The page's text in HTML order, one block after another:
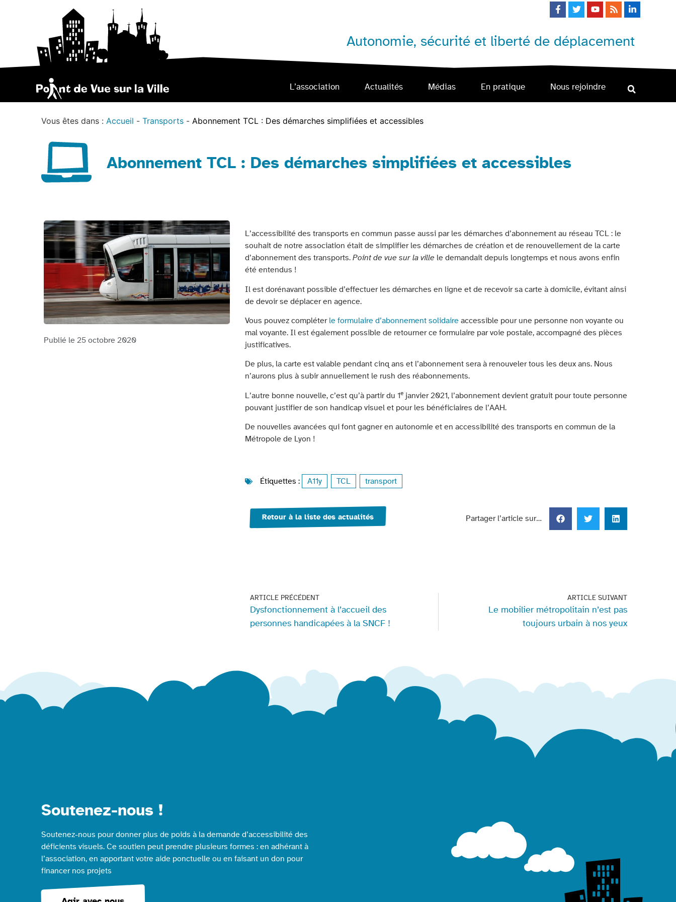
Autonomie, sécurité et liberté de déplacement
L’association Actualités Médias En pratique Nous rejoindre
Vous êtes dans : Accueil Transports Abonnement TCL : Des démarches simplifiées et accessibles
Abonnement TCL : Des démarches simplifiées et accessibles
Publié le 25 octobre 2020
L’accessibilité des transports en commun passe aussi par les démarches d’abonnement au réseau TCL : le
souhait de notre association était de simplifier les démarches de création et de renouvellement de la carte
d’abonnement des transports. Point de vue sur la ville le demandait depuis longtemps et nous avons enfin
été entendus !
Il est dorénavant possible d’effectuer les démarches en ligne et de recevoir sa carte à domicile, évitant ainsi
de devoir se déplacer en agence.
Vous pouvez compléter le formulaire d’abonnement solidaireaccessible pour une personne non voyante ou
mal voyante. Il est également possible de retourner ce formulaire par voie postale, accompagné des pièces
justificatives.
De plus, la carte est valable pendant cinq ans et l’abonnement sera à renouveler tous les deux ans. Nous
n’aurons plus à subir annuellement le rush des réabonnements.
L’autre bonne nouvelle, c’est qu’à partir du 1ejanvier 2021, l’abonnement devient gratuit pour toute personne
pouvant justifier de son handicap visuel et pour les bénéficiaires de l’AAH.
De nouvelles avancées qui font gagner en autonomie et en accessibilité des transports en commun de la
Métropole de Lyon !
Étiquettes : A11y TCL transport
Retour à la liste des actualités Partager l’article sur…
ARTICLE PRÉCÉDENT
Dysfonctionnement à l’accueil des
personnes handicapées à la SNCF !
ARTICLE SUIVANT
Le mobilier métropolitain n’est pas
toujours urbain à nos yeux
Soutenez-nous !
Soutenez-nous pour donner plus de poids à la demande d’accessibilité des
déficients visuels. Ce soutien peut prendre plusieurs formes : en adhérant à
l’association, en apportant votre aide ponctuelle ou en faisant un don pour
financer nos projets